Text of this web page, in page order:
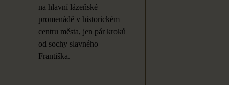
na hlavní lázeňské
promenádě v historickém
centru města, jen pár kroků
od sochy slavného
Františka.